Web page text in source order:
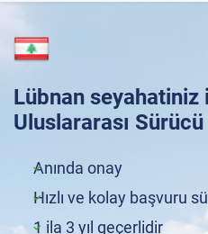
Lübnan seyahatiniz
Uluslararası
Anında onay
Hızlı ve kolay başvuru
1 ila 3 yıl geçerlidir